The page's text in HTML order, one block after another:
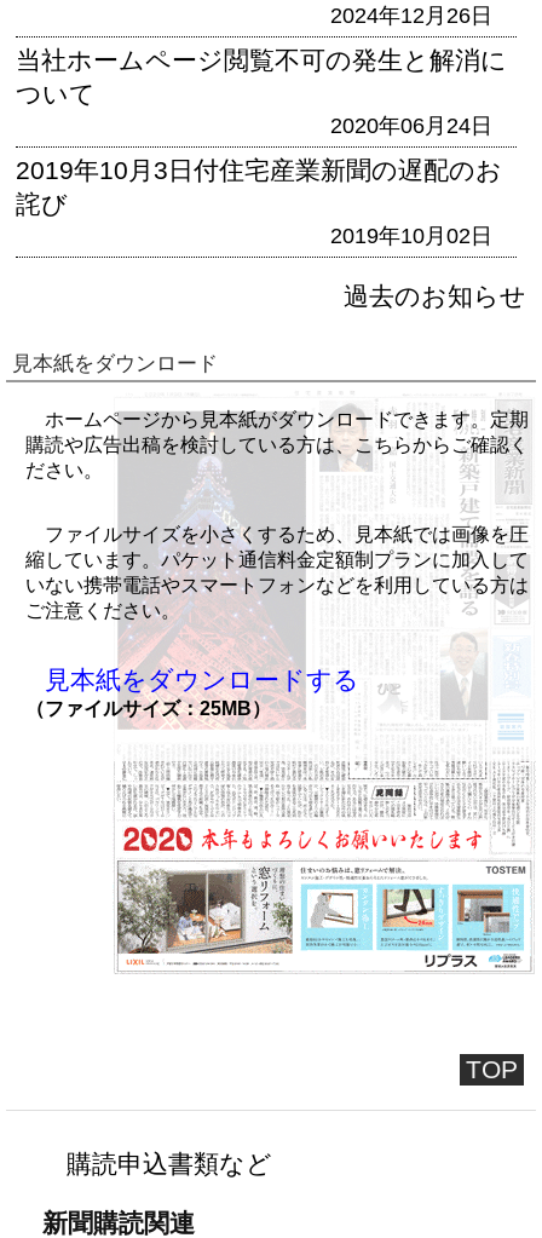
2024年12月26日
当社ホームページ閲覧不可の発生と解消に
ついて
2020年06月24日
2019年10月3日付住宅産業新聞の遅配のお
詫び
2019年10月02日
過去のお知らせ
見本紙をダウンロード
ホームページから見本紙がダウンロードできます。定期
購読や広告出稿を検討している方は、こちらからご確認く
ださい。
ファイルサイズを小さくするため、見本紙では画像を圧
縮しています。パケット通信料金定額制プランに加入して
いない携帯電話やスマートフォンなどを利用している方は
ご注意ください。
見本紙をダウンロードする
（ファイルサイズ：25MB）
TOP
購読申込書類など
新聞購読関連